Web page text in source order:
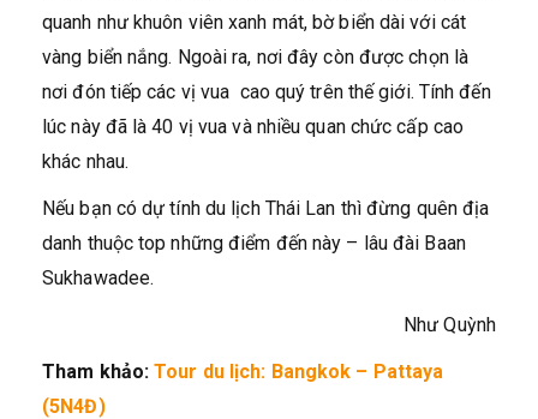
quanh như khuôn viên xanh mát, bờ biển dài với cát
vàng biển nắng. Ngoài ra, nơi đây còn được chọn là
nơi đón tiếp các vị vua cao quý trên thế giới. Tính đến
lúc này đã là 40 vị vua và nhiều quan chức cấp cao
khác nhau.
Nếu bạn có dự tính du lịch Thái Lan thì đừng quên địa
danh thuộc top những điểm đến này – lâu đài Baan
Sukhawadee.
Như Quỳnh
Tham khảo:Tour du lịch: Bangkok – Pattaya
(5N4Đ)